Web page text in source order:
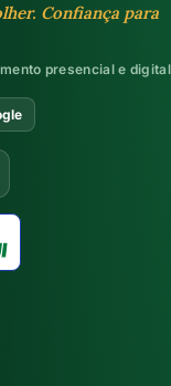
Confiança para
presencial e digital